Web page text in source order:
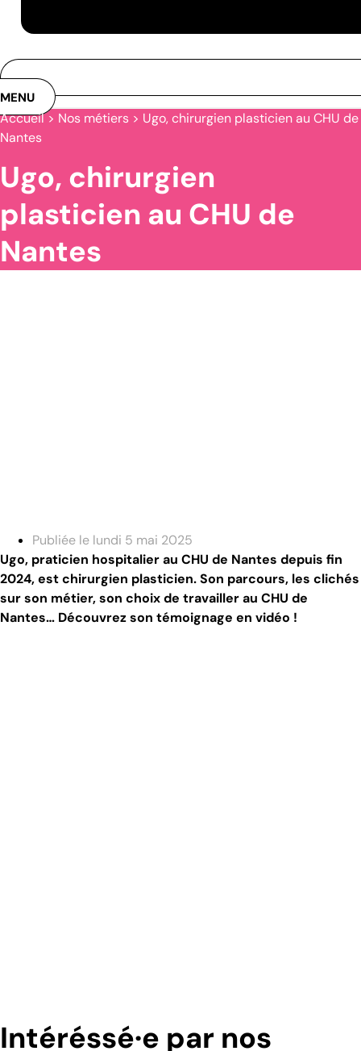
MENU
Accueil> Nos métiers > Ugo, chirurgien plasticien au CHU de
Nantes
Ugo, chirurgien
plasticien au CHU de
Nantes
Publiée le lundi 5 mai 2025
Ugo, praticien hospitalier au CHU de Nantes depuis fin
2024, est chirurgien plasticien. Son parcours, les clichés
sur son métier, son choix de travailler au CHU de
Nantes… Découvrez son témoignage en vidéo !
Intéréssé·e par nos